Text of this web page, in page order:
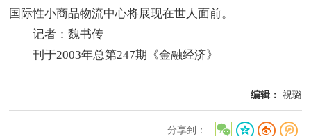
国际性小商品物流中心将展现在世人面前。
记者：魏书传
刊于2003年总第247期《金融经济》
编辑： 祝璐
分享到：